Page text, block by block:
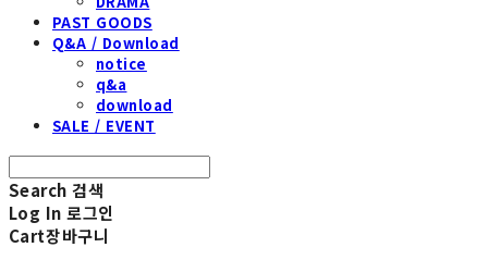
PAST GOODS
Q&A / Download
notice
q&a
download
SALE / EVENT
Search 검색
Log In 로그인
Cart장바구니